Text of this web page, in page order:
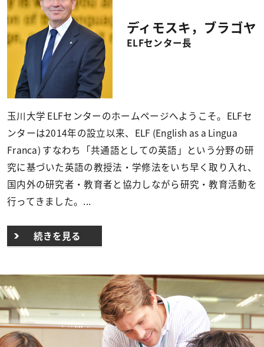
ディモスキ，ブラゴヤ
ELFセンター長
玉川大学 ELFセンターのホームページへようこそ。ELFセ
ンターは2014年の設立以来、ELF (English as a Lingua
Franca) すなわち「共通語としての英語」という分野の研
究に基づいた英語の教授法・学修法をいち早く取り入れ、
国内外の研究者・教育者と協力しながら研究・教育活動を
行ってきました。...
続きを見る